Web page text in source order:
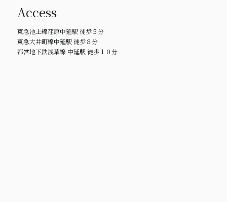
Access
東急池上線荏原中延駅 徒歩５分
東急大井町線中延駅 徒歩８分
都営地下鉄浅草線 中延駅 徒歩１０分